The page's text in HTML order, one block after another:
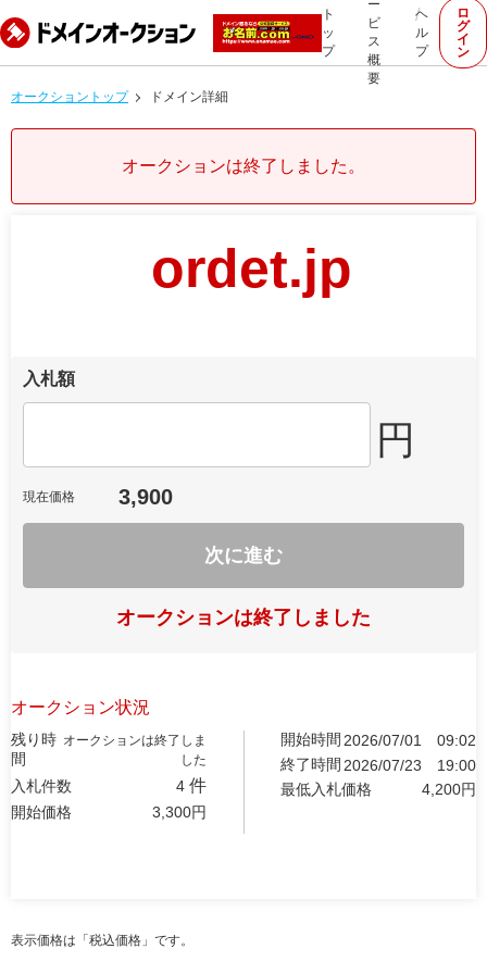
ト
ッ
プ
ー
ビ
ス
概
要
ヘ
ル
プ
ロ
グ
イ
ン
オークショントップ ドメイン詳細
オークションは終了しました。
ordet.jp
入札額
円
現在価格 3,900
次に進む
オークションは終了しました
オークション状況
残り時
間
オークションは終了しま
した
入札件数 4 件
開始価格 3,300円
開始時間 2026/07/01
09:02
終了時間 2026/07/23
19:00
最低入札価格
4,200円
表示価格は「税込価格」です。